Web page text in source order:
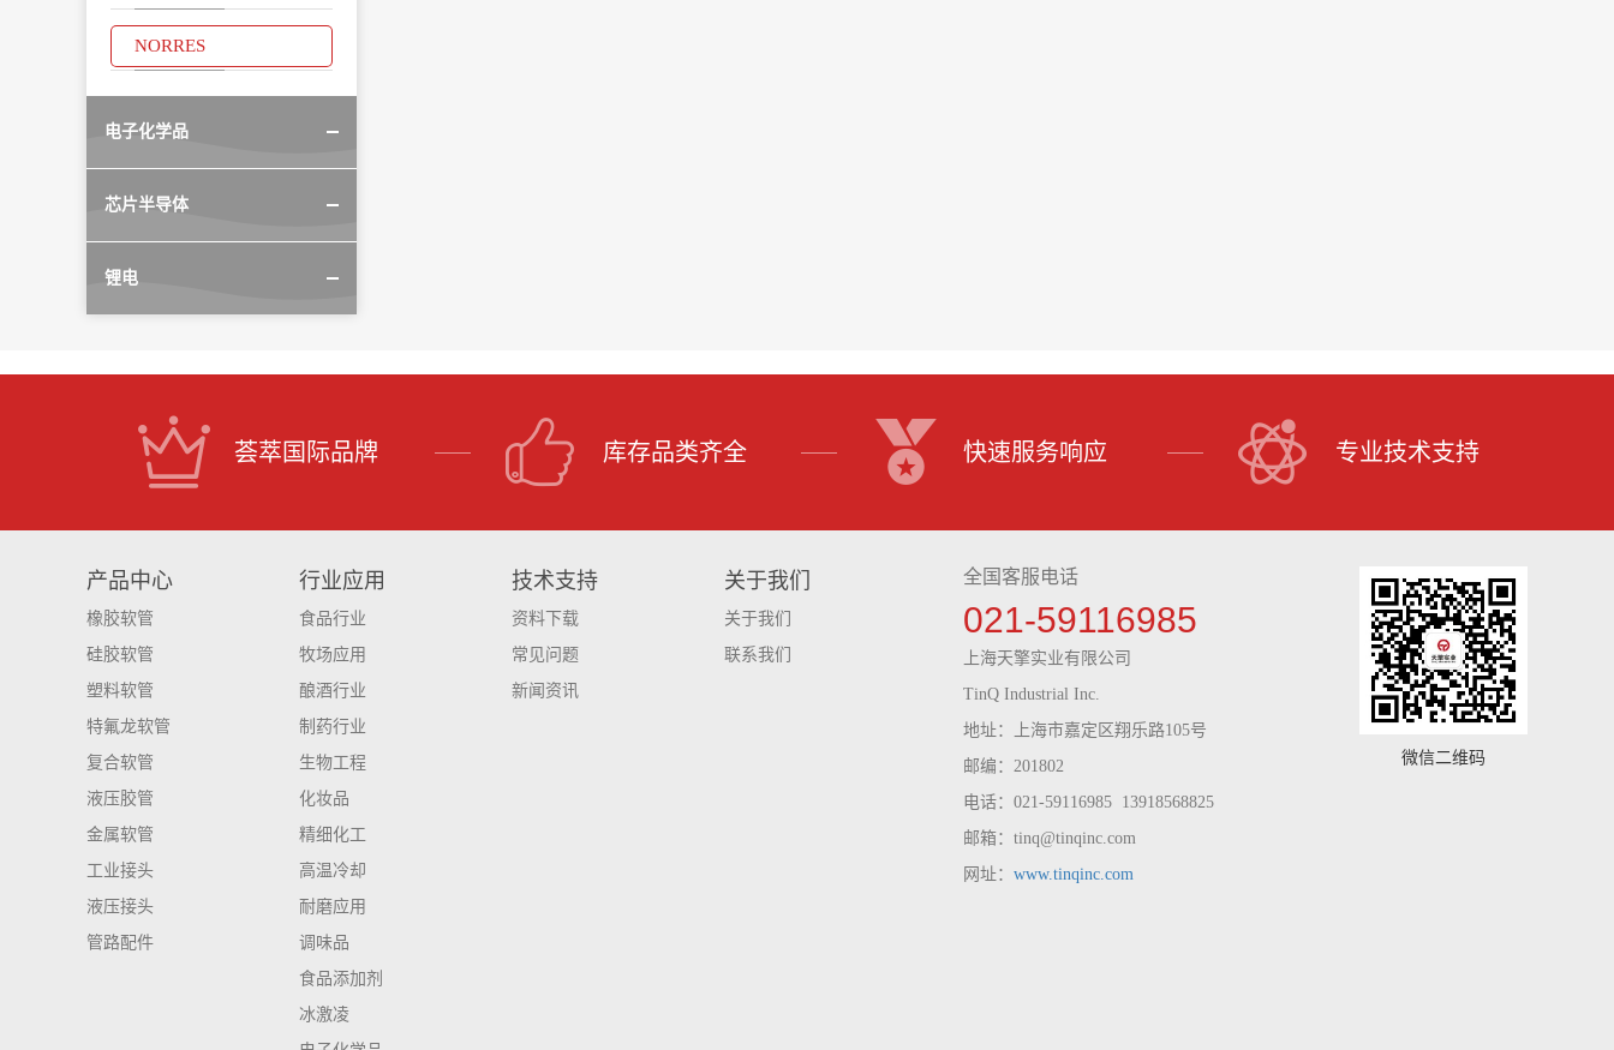
NORRES
电子化学品
芯片半导体
锂电
荟萃国际品牌 库存品类齐全 快速服务响应 专业技术支持
产品中心
橡胶软管
硅胶软管
塑料软管
特氟龙软管
复合软管
液压胶管
金属软管
工业接头
液压接头
管路配件
行业应用
食品行业
牧场应用
酿酒行业
制药行业
生物工程
化妆品
精细化工
高温冷却
耐磨应用
调味品
食品添加剂
冰激凌
技术支持
资料下载
常见问题
新闻资讯
关于我们
关于我们
联系我们
全国客服电话
021-59116985
上海天擎实业有限公司
TinQ Industrial Inc.
地址：上海市嘉定区翔乐路105号
邮编：201802
电话：021-59116985 13918568825
邮箱：tinq@tinqinc.com
网址： www.tinqinc.com
微信二维码